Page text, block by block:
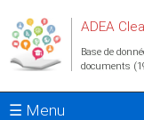
ADEA
Base de
documents
☰ Menu